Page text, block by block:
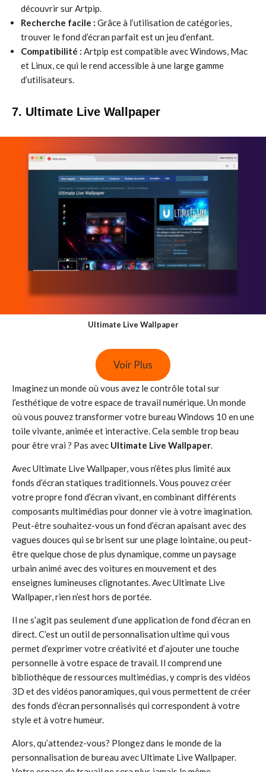
découvrir sur Artpip.
Recherche facile : Grâce à l’utilisation de catégories,
trouver le fond d’écran parfait est un jeu d’enfant.
Compatibilité : Artpip est compatible avec Windows, Mac
et Linux, ce qui le rend accessible à une large gamme
d’utilisateurs.
7. Ultimate Live Wallpaper
Ultimate Live Wallpaper
Voir Plus
Imaginez un monde où vous avez le contrôle total sur
l’esthétique de votre espace de travail numérique. Un monde
où vous pouvez transformer votre bureau Windows 10 en une
toile vivante, animée et interactive. Cela semble trop beau
pour être vrai ? Pas avec Ultimate Live Wallpaper.
Avec Ultimate Live Wallpaper, vous n’êtes plus limité aux
fonds d’écran statiques traditionnels. Vous pouvez créer
votre propre fond d’écran vivant, en combinant différents
composants multimédias pour donner vie à votre imagination.
Peut-être souhaitez-vous un fond d’écran apaisant avec des
vagues douces qui se brisent sur une plage lointaine, ou peut-
être quelque chose de plus dynamique, comme un paysage
urbain animé avec des voitures en mouvement et des
enseignes lumineuses clignotantes. Avec Ultimate Live
Wallpaper, rien n’est hors de portée.
Il ne s’agit pas seulement d’une application de fond d’écran en
direct. C’est un outil de personnalisation ultime qui vous
permet d’exprimer votre créativité et d’ajouter une touche
personnelle à votre espace de travail. Il comprend une
bibliothèque de ressources multimédias, y compris des vidéos
3D et des vidéos panoramiques, qui vous permettent de créer
des fonds d’écran personnalisés qui correspondent à votre
style et à votre humeur.
Alors, qu’attendez-vous? Plongez dans le monde de la
personnalisation de bureau avec Ultimate Live Wallpaper.